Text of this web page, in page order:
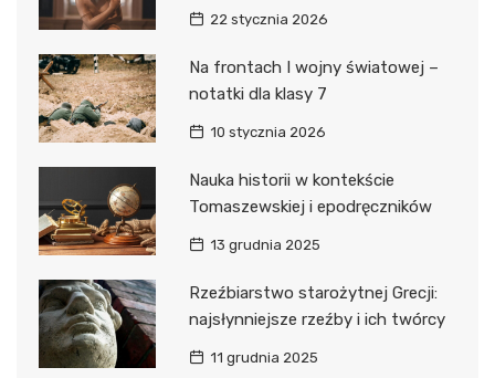
22 stycznia 2026
Na frontach I wojny światowej –
notatki dla klasy 7
10 stycznia 2026
Nauka historii w kontekście
Tomaszewskiej i epodręczników
13 grudnia 2025
Rzeźbiarstwo starożytnej Grecji:
najsłynniejsze rzeźby i ich twórcy
11 grudnia 2025